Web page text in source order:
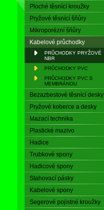
Ploché těsnící kroužky
Pryžové těsnící šňůry
Mikroporézní šňůry
Kabelové průchodky
PRŮCHODKY PRYŽOVÉ
NBR
PRŮCHODKY PVC
PRŮCHODKY PVC S
MEMBRÁNOU
Bezazbestové těsnící desky
Pryžové koberce a desky
Mazací technika
Plastické mazivo
Hadice
Trubkové spony
Hadicové spony
Stahovací pásky
Kabelové spony
Segerové pojistné kroužky